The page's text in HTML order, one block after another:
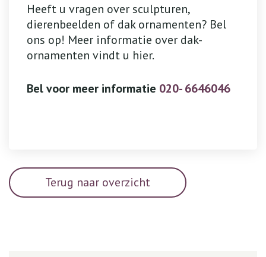
Heeft u vragen over sculpturen,
dierenbeelden of dak ornamenten? Bel
ons op! Meer informatie over dak-
ornamenten vindt u hier.
Bel voor meer informatie 020- 6646046
Terug naar overzicht